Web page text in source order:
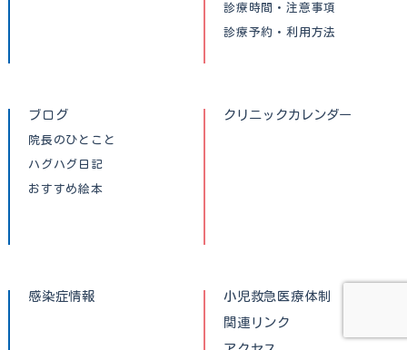
診療時間・注意事項
診療予約・利用方法
ブログ
院長のひとこと
ハグハグ日記
おすすめ絵本
クリニックカレンダー
感染症情報
小児救急医療体制
関連リンク